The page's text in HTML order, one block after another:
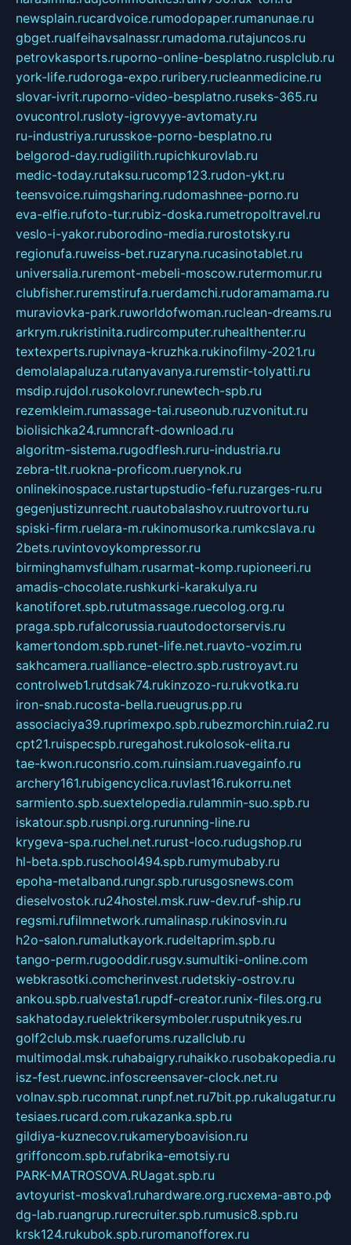
newsplain.rucardvoice.rumodopaper.rumanunae.ru
gbget.rualfeihavsalnassr.rumadoma.rutajuncos.ru
petrovkasports.ruporno-online-besplatno.rusplclub.ru
york-life.rudoroga-expo.ruribery.rucleanmedicine.ru
slovar-ivrit.ruporno-video-besplatno.ruseks-365.ru
ovucontrol.rusloty-igrovyye-avtomaty.ru
ru-industriya.rurusskoe-porno-besplatno.ru
belgorod-day.rudigilith.rupichkurovlab.ru
medic-today.rutaksu.rucomp123.rudon-ykt.ru
teensvoice.ruimgsharing.rudomashnee-porno.ru
eva-elfie.rufoto-tur.rubiz-doska.rumetropoltravel.ru
veslo-i-yakor.ruborodino-media.rurostotsky.ru
regionufa.ruweiss-bet.ruzaryna.rucasinotablet.ru
universalia.ruremont-mebeli-moscow.rutermomur.ru
clubfisher.ruremstirufa.ruerdamchi.rudoramamama.ru
muraviovka-park.ruworldofwoman.ruclean-dreams.ru
arkrym.rukristinita.rudircomputer.ruhealthenter.ru
textexperts.rupivnaya-kruzhka.rukinofilmy-2021.ru
demolalapaluza.rutanyavanya.ruremstir-tolyatti.ru
msdip.rujdol.rusokolovr.runewtech-spb.ru
rezemkleim.rumassage-tai.ruseonub.ruzvonitut.ru
biolisichka24.rumncraft-download.ru
algoritm-sistema.rugodflesh.ruru-industria.ru
zebra-tlt.ruokna-proficom.ruerynok.ru
onlinekinospace.rustartupstudio-fefu.ruzarges-ru.ru
gegenjustizunrecht.ruautobalashov.ruutrovortu.ru
spiski-firm.ruelara-m.rukinomusorka.rumkcslava.ru
2bets.ruvintovoykompressor.ru
birminghamvsfulham.rusarmat-komp.rupioneeri.ru
amadis-chocolate.rushkurki-karakulya.ru
kanotiforet.spb.rututmassage.ruecolog.org.ru
praga.spb.rufalcorussia.ruautodoctorservis.ru
kamertondom.spb.runet-life.net.ruavto-vozim.ru
sakhcamera.rualliance-electro.spb.rustroyavt.ru
controlweb1.rutdsak74.rukinzozo-ru.rukvotka.ru
iron-snab.rucosta-bella.rueugrus.pp.ru
associaciya39.ruprimexpo.spb.rubezmorchin.ruia2.ru
cpt21.ruispecspb.ruregahost.rukolosok-elita.ru
tae-kwon.ruconsrio.com.ruinsiam.ruavegainfo.ru
archery161.rubigencyclica.ruvlast16.rukorru.net
sarmiento.spb.suextelopedia.rulammin-suo.spb.ru
iskatour.spb.rusnpi.org.rurunning-line.ru
krygeva-spa.ruchel.net.rurust-loco.rudugshop.ru
hl-beta.spb.ruschool494.spb.rumymubaby.ru
epoha-metalband.rungr.spb.rurusgosnews.com
dieselvostok.ru24hostel.msk.ruw-dev.ruf-ship.ru
regsmi.rufilmnetwork.rumalinasp.rukinosvin.ru
h2o-salon.rumalutkayork.rudeltaprim.spb.ru
tango-perm.rugooddir.rusgv.sumultiki-online.com
webkrasotki.comcherinvest.rudetskiy-ostrov.ru
ankou.spb.rualvesta1.rupdf-creator.runix-files.org.ru
sakhatoday.ruelektrikersymboler.rusputnikyes.ru
golf2club.msk.ruaeforums.ruzallclub.ru
multimodal.msk.ruhabaigry.ruhaikko.rusobakopedia.ru
isz-fest.ruewnc.infoscreensaver-clock.net.ru
volnav.spb.rucomnat.runpf.net.ru7bit.pp.rukalugatur.ru
tesiaes.rucard.com.rukazanka.spb.ru
gildiya-kuznecov.rukameryboavision.ru
griffoncom.spb.rufabrika-emotsiy.ru
PARK-MATROSOVA.RUagat.spb.ru
avtoyurist-moskva1.ruhardware.org.ruсхема-авто.рф
dg-lab.ruangrup.rurecruiter.spb.rumusic8.spb.ru
krsk124.rukubok.spb.ruromanofforex.ru